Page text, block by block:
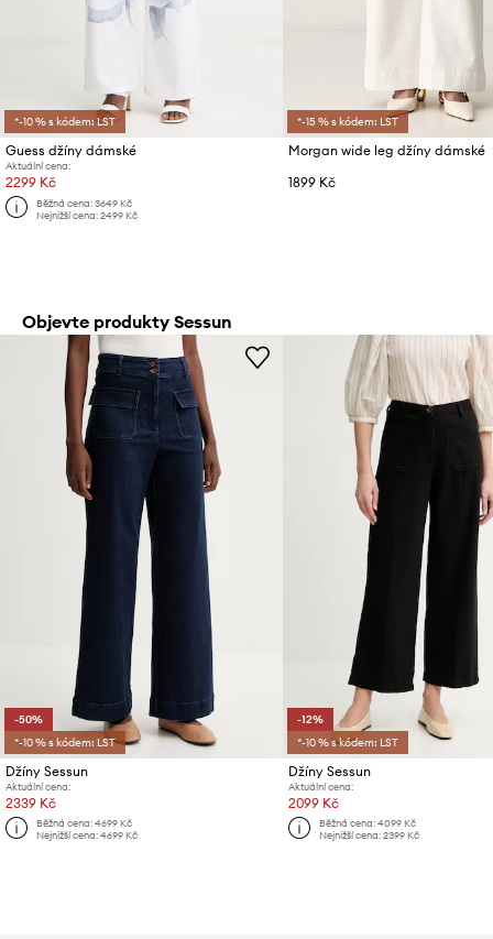
*-10 % s kódem: LST
Guess džíny dámské
Aktuální cena:
2299 Kč
Běžná cena:3649 Kč
Nejnižší cena:2499 Kč
*-15 % s kódem: LST
Morgan wide leg džíny dámské
1899 Kč
Objevte produkty Sessun
-50%
*-10 % s kódem: LST
Džíny Sessun
Aktuální cena:
2339 Kč
Běžná cena:4699 Kč
Nejnižší cena:4699 Kč
-12%
*-10 % s kódem: LST
Džíny Sessun
Aktuální cena:
2099 Kč
Běžná cena:4099 Kč
Nejnižší cena:2399 Kč